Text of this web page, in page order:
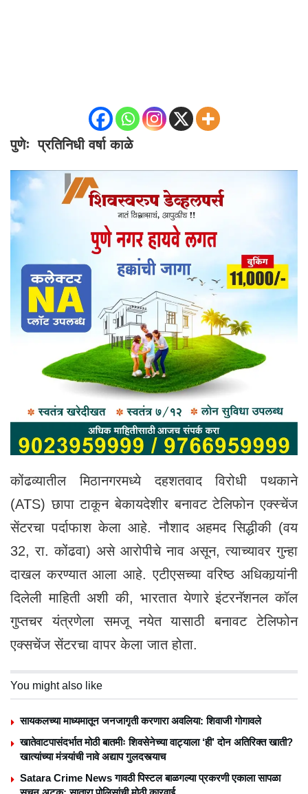
पुणेः प्रतिनिधी वर्षा काळे
कोंढव्यातील मिठानगरमध्ये दहशतवाद विरोधी पथकाने
(ATS) छापा टाकून बेकायदेशीर बनावट टेलिफोन एक्स्चेंज
सेंटरचा पर्दाफाश केला आहे. नौशाद अहमद सिद्धीकी (वय
32, रा. कोंढवा) असे आरोपीचे नाव असून, त्याच्यावर गुन्हा
दाखल करण्यात आला आहे. एटीएसच्या वरिष्ठ अधिकार्‍यांनी
दिलेली माहिती अशी की, भारतात येणारे इंटरनॅशनल कॉल
गुप्तचर यंत्रणेला समजू नयेत यासाठी बनावट टेलिफोन
एक्सचेंज सेंटरचा वापर केला जात होता.
You might also like
सायकलच्या माध्यमातून जनजागृती करणारा अवलिया: शिवाजी गोगावले
खातेवाटपासंदर्भात मोठी बातमीः शिवसेनेच्या वाट्याला ‘ही’ दोन अतिरिक्त खाती?
खात्यांच्या मंत्र्यांची नावे अद्याप गुलदस्त्याच
Satara Crime News गावठी पिस्टल बाळगल्या प्रकरणी एकाला सापळा